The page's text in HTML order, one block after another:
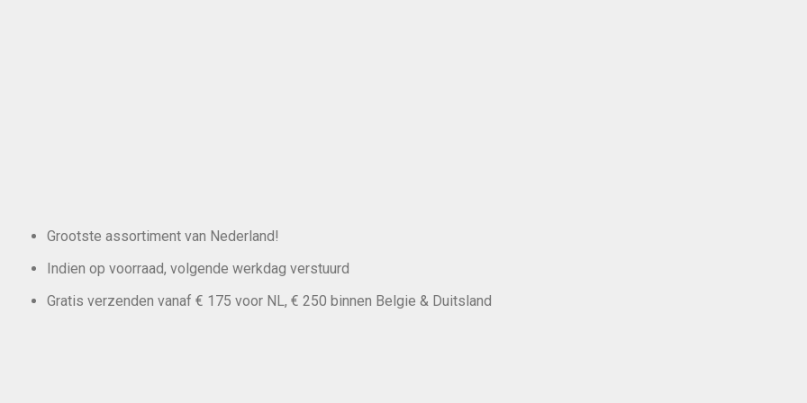
Grootste assortiment van Nederland!
Indien op voorraad, volgende werkdag verstuurd
Gratis verzenden vanaf € 175 voor NL, € 250 binnen Belgie & Duitsland